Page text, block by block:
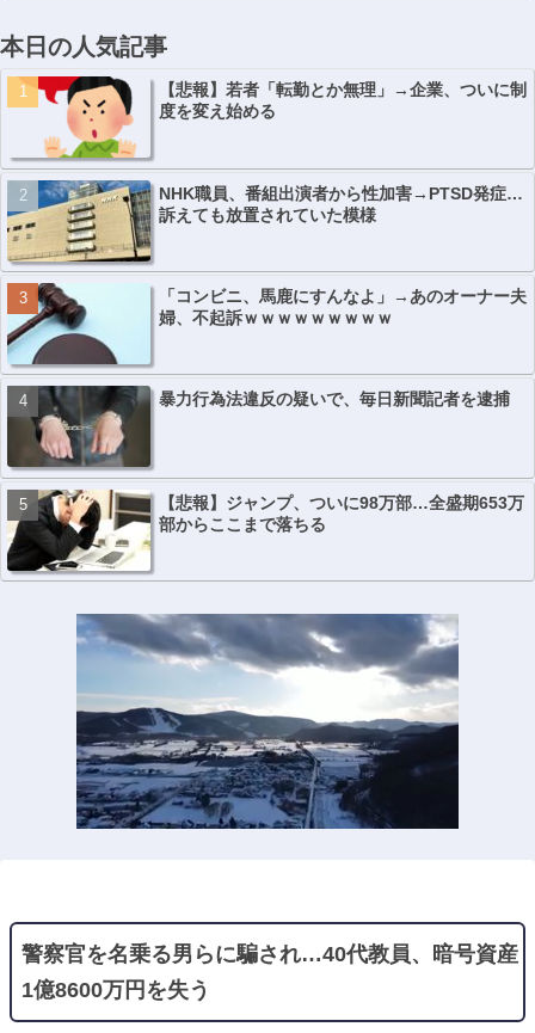
本日の人気記事
【悲報】若者「転勤とか無理」→企業、ついに制
度を変え始める
NHK職員、番組出演者から性加害→PTSD発症…
訴えても放置されていた模様
「コンビニ、馬鹿にすんなよ」→あのオーナー夫
婦、不起訴ｗｗｗｗｗｗｗｗｗ
暴力行為法違反の疑いで、毎日新聞記者を逮捕
【悲報】ジャンプ、ついに98万部…全盛期653万
部からここまで落ちる
警察官を名乗る男らに騙され…40代教員、暗号資産
1億8600万円を失う